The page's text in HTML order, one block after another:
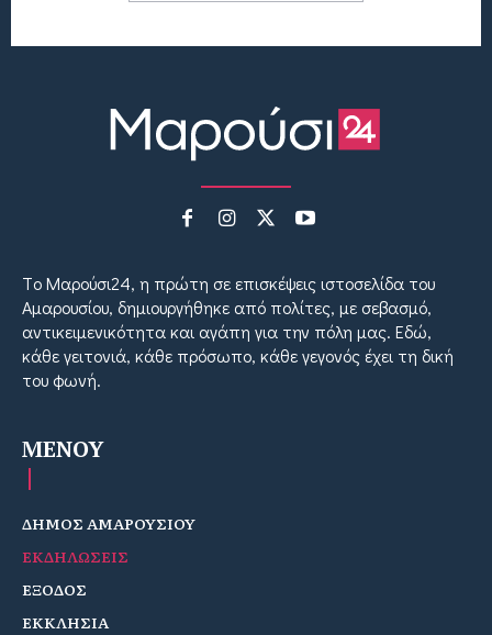
Tο Μαρούσι24, η πρώτη σε επισκέψεις ιστοσελίδα του
Αμαρουσίου, δημιουργήθηκε από πολίτες, με σεβασμό,
αντικειμενικότητα και αγάπη για την πόλη μας. Εδώ,
κάθε γειτονιά, κάθε πρόσωπο, κάθε γεγονός έχει τη δική
του φωνή.
MENOY
ΔΗΜΟΣ ΑΜΑΡΟΥΣΙΟΥ
ΕΚΔΗΛΩΣΕΙΣ
ΕΞΟΔΟΣ
ΕΚΚΛΗΣΙΑ